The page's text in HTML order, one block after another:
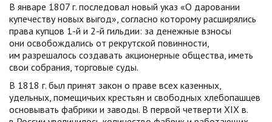
В январе 1807 г. последовал новый указ «О даровании
купечеству новых выгод», согласно которому расширялись
права купцов 1-й и 2-й гильдии: за денежные взносы
они освобождались от рекрутской повинности,
им разрешалось создавать акционерные общества, иметь
свои собрания, торговые суды.
В 1818 г. был принят закон о праве всех казенных,
удельных, помещичьих крестьян и свободных хлебопашцев
основывать фабрики и заводы. В первой четверти XIX в.